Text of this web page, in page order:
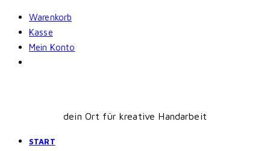
Skip
content
Warenkorb
Kasse
Mein Konto
dein Ort für kreative Handarbeit
START